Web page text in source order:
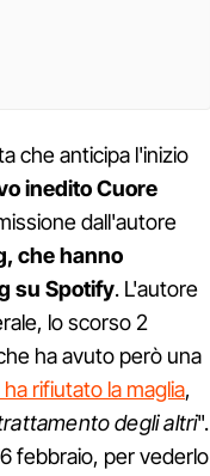
che anticipa l'inizio
inedito Cuore
dall'autore
che hanno
su Spotify. L'autore
lo scorso 2
ha avuto però una
rifiutato la maglia,
degli altri".
febbraio, per vederlo